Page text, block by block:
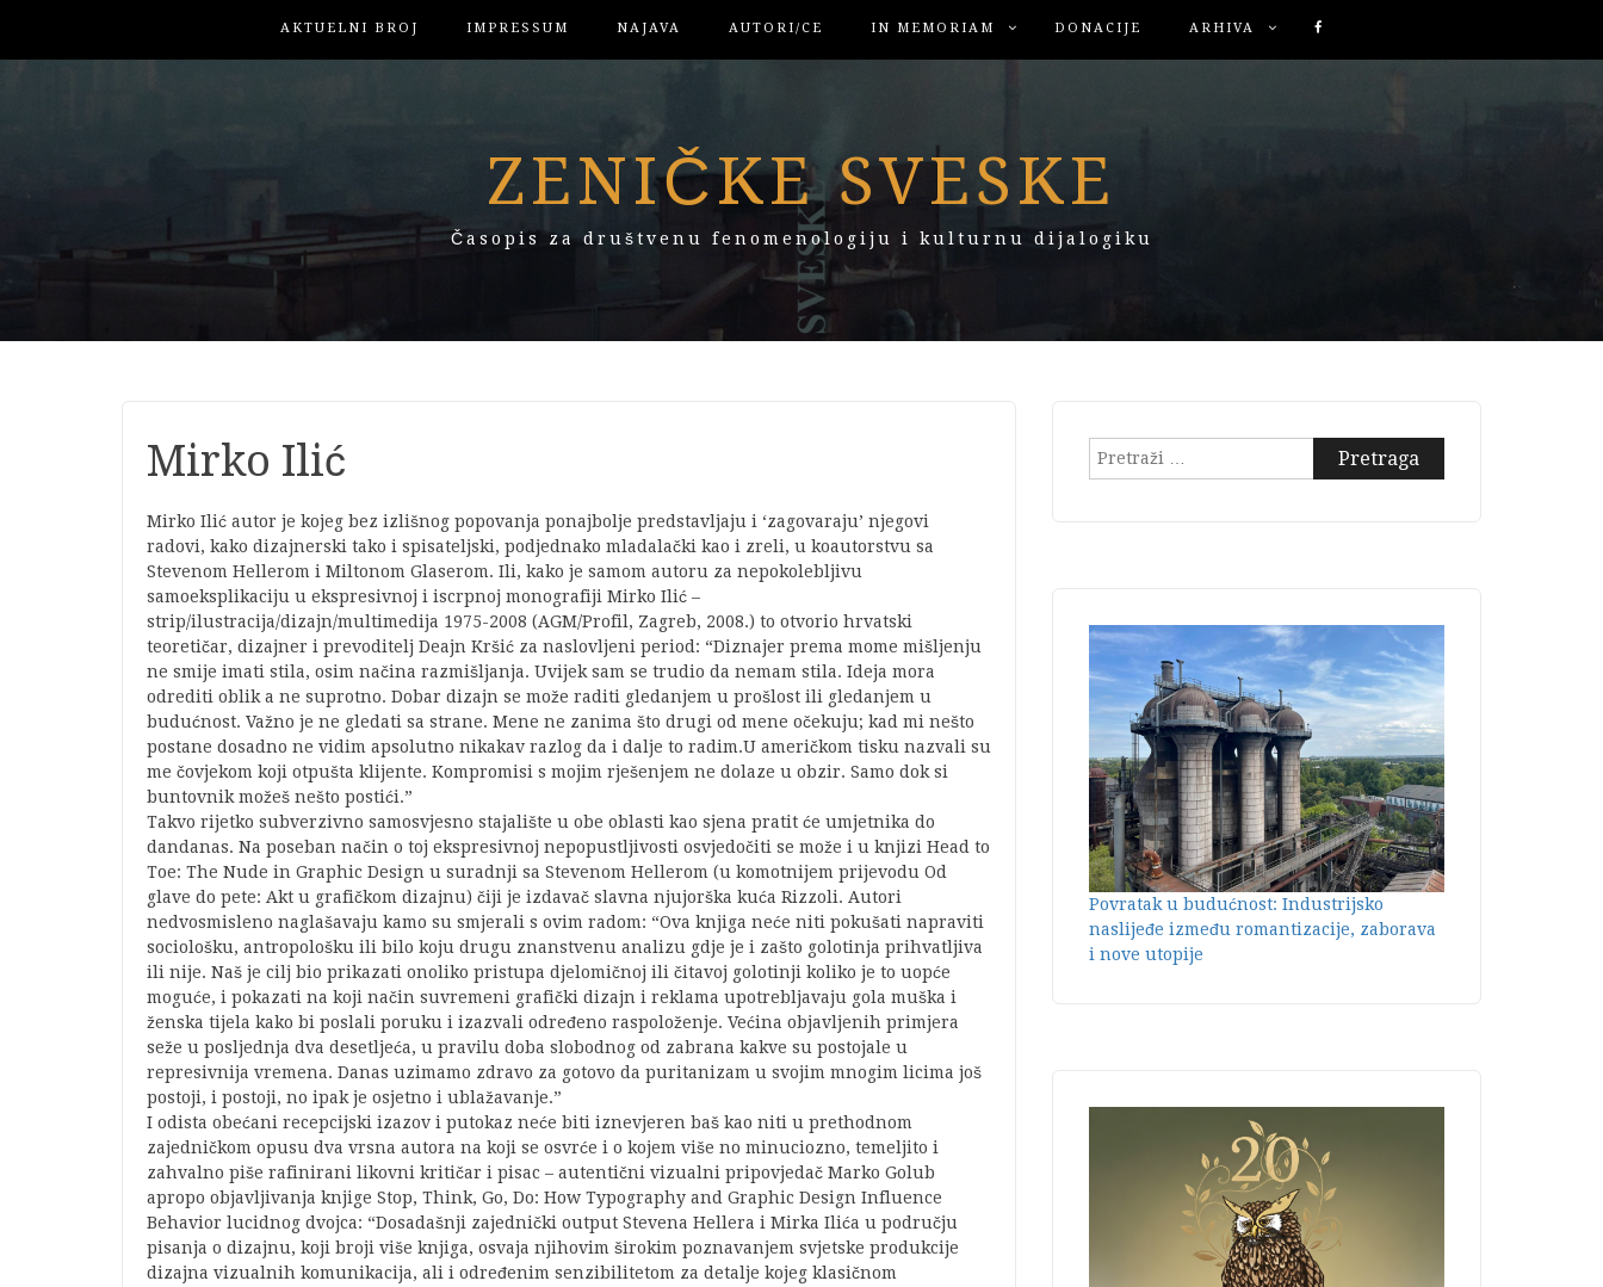
AKTUELNI BROJ IMPRESSUM NAJAVA AUTORI/CE IN MEMORIAM DONACIJE ARHIVA
ZENIČKE SVESKE
Časopis za društvenu fenomenologiju i kulturnu dijalogiku
Mirko Ilić
Mirko Ilić autor je kojeg bez izlišnog popovanja ponajbolje predstavljaju i ‘zagovaraju’ njegovi
radovi, kako dizajnerski tako i spisateljski, podjednako mladalački kao i zreli, u koautorstvu sa
Stevenom Hellerom i Miltonom Glaserom. Ili, kako je samom autoru za nepokolebljivu
samoeksplikaciju u ekspresivnoj i iscrpnoj monografiji Mirko Ilić –
strip/ilustracija/dizajn/multimedija 1975-2008 (AGM/Profil, Zagreb, 2008.) to otvorio hrvatski
teoretičar, dizajner i prevoditelj Deajn Kršić za naslovljeni period: “Diznajer prema mome mišljenju
ne smije imati stila, osim načina razmišljanja. Uvijek sam se trudio da nemam stila. Ideja mora
odrediti oblik a ne suprotno. Dobar dizajn se može raditi gledanjem u prošlost ili gledanjem u
budućnost. Važno je ne gledati sa strane. Mene ne zanima što drugi od mene očekuju; kad mi nešto
postane dosadno ne vidim apsolutno nikakav razlog da i dalje to radim.U američkom tisku nazvali su
me čovjekom koji otpušta klijente. Kompromisi s mojim rješenjem ne dolaze u obzir. Samo dok si
buntovnik možeš nešto postići.”
Takvo rijetko subverzivno samosvjesno stajalište u obe oblasti kao sjena pratit će umjetnika do
dandanas. Na poseban način o toj ekspresivnoj nepopustljivosti osvjedočiti se može i u knjizi Head to
Toe: The Nude in Graphic Design u suradnji sa Stevenom Hellerom (u komotnijem prijevodu Od
glave do pete: Akt u grafičkom dizajnu) čiji je izdavač slavna njujorška kuća Rizzoli. Autori
nedvosmisleno naglašavaju kamo su smjerali s ovim radom: “Ova knjiga neće niti pokušati napraviti
sociološku, antropološku ili bilo koju drugu znanstvenu analizu gdje je i zašto golotinja prihvatljiva
ili nije. Naš je cilj bio prikazati onoliko pristupa djelomičnoj ili čitavoj golotinji koliko je to uopće
moguće, i pokazati na koji način suvremeni grafički dizajn i reklama upotrebljavaju gola muška i
ženska tijela kako bi poslali poruku i izazvali određeno raspoloženje. Većina objavljenih primjera
seže u posljednja dva desetljeća, u pravilu doba slobodnog od zabrana kakve su postojale u
represivnija vremena. Danas uzimamo zdravo za gotovo da puritanizam u svojim mnogim licima još
postoji, i postoji, no ipak je osjetno i ublažavanje.”
I odista obećani recepcijski izazov i putokaz neće biti iznevjeren baš kao niti u prethodnom
zajedničkom opusu dva vrsna autora na koji se osvrće i o kojem više no minuciozno, temeljito i
zahvalno piše rafinirani likovni kritičar i pisac – autentični vizualni pripovjedač Marko Golub
apropo objavljivanja knjige Stop, Think, Go, Do: How Typography and Graphic Design Influence
Behavior lucidnog dvojca: “Dosadašnji zajednički output Stevena Hellera i Mirka Ilića u području
pisanja o dizajnu, koji broji više knjiga, osvaja njihovim širokim poznavanjem svjetske produkcije
dizajna vizualnih komunikacija, ali i određenim senzibilitetom za detalje kojeg klasičnom
Pretraga:
Povratak u budućnost: Industrijsko
naslijeđe između romantizacije, zaborava
i nove utopije